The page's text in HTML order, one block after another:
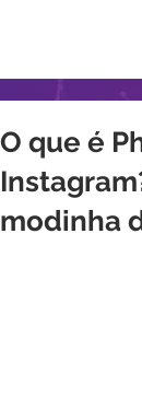
O que é
modinha